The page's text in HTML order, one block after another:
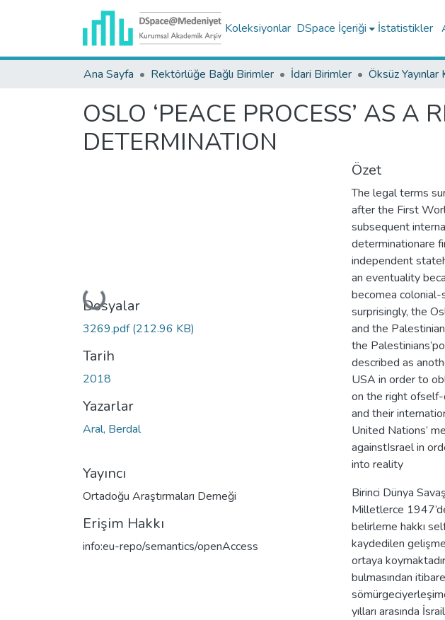
Koleksiyonlar DSpace İçeriği İstatistikler
Ana Sayfa Rektörlüğe Bağlı Birimler İdari Birimler Öksüz
OSLO ‘PEACE PROCESS’ AS A
DETERMINATION
Yükleniyor...
Dosyalar
3269.pdf(212.96 KB)
Tarih
2018
Yazarlar
Aral, Berdal
Yayıncı
Ortadoğu Araştırmaları Derneği
Erişim Hakkı
info:eu-repo/semantics/openAccess
Özet
The legal terms
after the First
subsequent
determinationare
independent
an eventuality
becomea
surprisingly, the
and the
the
described as
USA in order to
on the right
and their
United Nations’
againstIsrael in
into reality
Birinci Dünya
Milletlerce
belirleme hakkı
kaydedilen
ortaya
bulmasından
yılları arasında